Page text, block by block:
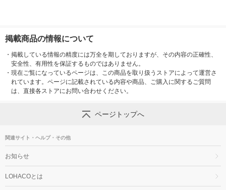
掲載商品の情報について
・ 掲載している情報の精度には万全を期しておりますが、その内容の正確性、
安全性、有用性を保証するものではありません。
・ 現在ご覧になっているページは、この商品を取り扱うストアによって運営さ
れています。ページに記載されている内容や商品、ご購入に関するご質問
は、直接各ストアにお問い合わせください。
ページトップへ
関連サイト・ヘルプ・その他
お知らせ
LOHACOとは